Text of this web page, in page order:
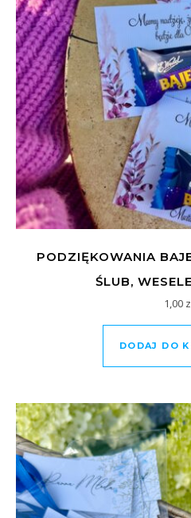
PODZIĘKOWANIA
ŚLUB,
1,00
DODAJ DO